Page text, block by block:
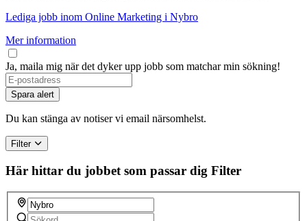
Lediga jobb inom Online Marketing i Nybro
Mer information
Ja, maila mig när det dyker upp jobb som matchar min sökning!
Spara alert
Du kan stänga av notiser vi email närsomhelst.
Filter
Här hittar du jobbet som passar dig Filter